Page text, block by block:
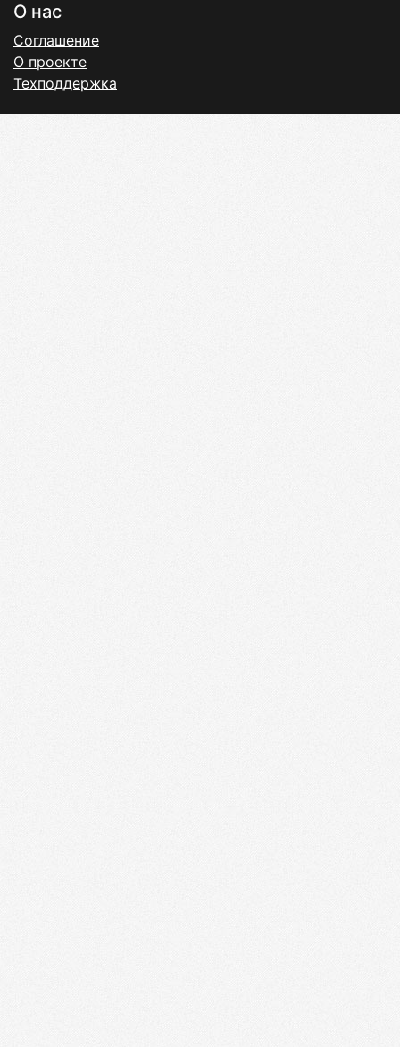
О нас
Соглашение
О проекте
Техподдержка